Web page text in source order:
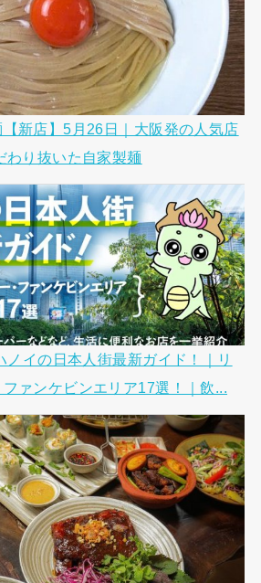
【新店】5月26日｜大阪発の人気店
わり抜いた自家製麺
ノイの日本人街最新ガイド！｜リ
ァンケビンエリア17選！｜飲...